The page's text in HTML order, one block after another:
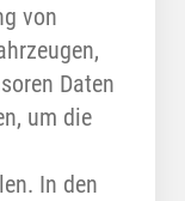
von
Daten
um die
In den